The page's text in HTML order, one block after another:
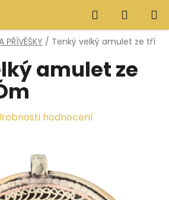
Hledat
KOŠÍK
PŘÍVĚŠKY / Tenký velký amulet ze tří
amulet ze
hodnocení